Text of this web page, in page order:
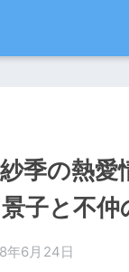
季の熱
子と不
年6月24日